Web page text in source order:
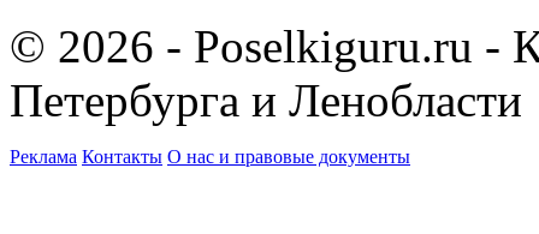
© 2026 - Poselkiguru.ru -
Петербурга и Ленобласти
Реклама Контакты О нас и правовые документы